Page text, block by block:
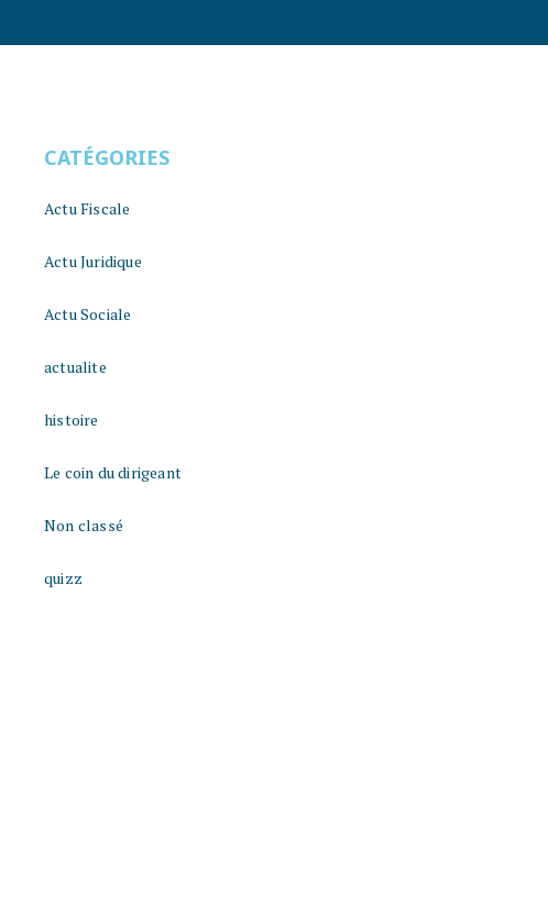
CATÉGORIES
Actu Fiscale
Actu Juridique
Actu Sociale
actualite
histoire
Le coin du dirigeant
Non classé
quizz